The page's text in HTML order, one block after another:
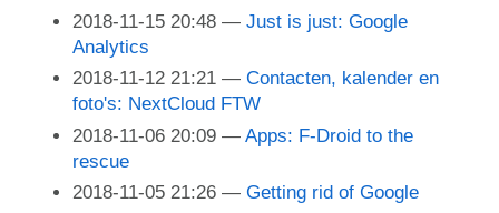
2018-11-15 20:48
Just is just: Google
Analytics
2018-11-12 21:21
Contacten, kalender en
foto's: NextCloud FTW
2018-11-06 20:09
Apps: F-Droid to the
rescue
2018-11-05 21:26
Getting rid of Google